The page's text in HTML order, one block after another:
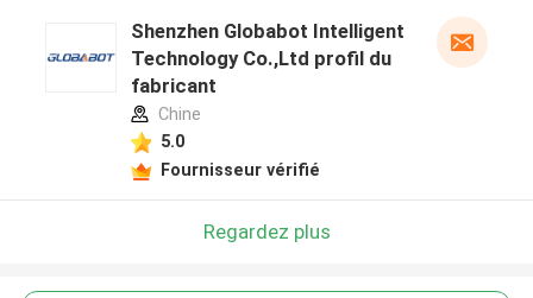
Shenzhen Globabot Intelligent
Technology Co.,Ltd profil du
fabricant
Chine
5.0
Fournisseur vérifié
Regardez plus